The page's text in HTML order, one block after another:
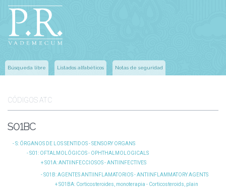
Búsqueda libre Listados alfabéticos Notas de seguridad
CÓDIGOS ATC
S01BC
S: ÓRGANOS DE LOS SENTIDOS - SENSORY ORGANS
S01 : OFTALMOLÓGICOS - OPHTHALMOLOGICALS
S01A: ANTIINFECCIOSOS - ANTIINFECTIVES
S01B: AGENTES ANTIINFLAMATORIOS - ANTIINFLAMMATORY AGENTS
S01BA: Corticosteroides, monoterapia - Corticosteroids, plain